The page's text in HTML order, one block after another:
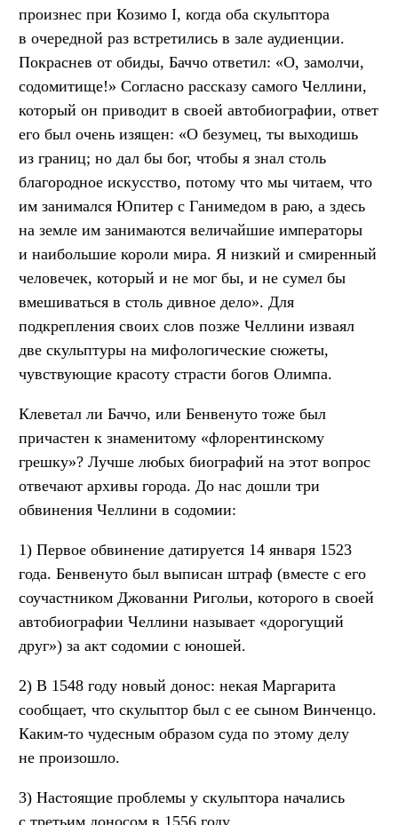
произнес при Козимо I, когда оба скульптора
в очередной раз встретились в зале аудиенции.
Покраснев от обиды, Баччо ответил: «О, замолчи,
содомитище!» Согласно рассказу самого Челлини,
который он приводит в своей автобиографии, ответ
его был очень изящен: «О безумец, ты выходишь
из границ; но дал бы бог, чтобы я знал столь
благородное искусство, потому что мы читаем, что
им занимался Юпитер с Ганимедом в раю, а здесь
на земле им занимаются величайшие императоры
и наибольшие короли мира. Я низкий и смиренный
человечек, который и не мог бы, и не сумел бы
вмешиваться в столь дивное дело». Для
подкрепления своих слов позже Челлини изваял
две скульптуры на мифологические сюжеты,
чувствующие красоту страсти богов Олимпа.
Клеветал ли Баччо, или Бенвенуто тоже был
причастен к знаменитому «флорентинскому
грешку»? Лучше любых биографий на этот вопрос
отвечают архивы города. До нас дошли три
обвинения Челлини в содомии:
1) Первое обвинение датируется 14 января 1523
года. Бенвенуто был выписан штраф (вместе с его
соучастником Джованни Ригольи, которого в своей
автобиографии Челлини называет «дорогущий
друг») за акт содомии с юношей.
2) В 1548 году новый донос: некая Маргарита
сообщает, что скульптор был с ее сыном Винченцо.
Каким-то чудесным образом суда по этому делу
не произошло.
3) Настоящие проблемы у скульптора начались
с третьим доносом в 1556 году.